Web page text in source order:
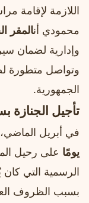
اللازمة لإقامة
محمودي أنالمقر
وإدارية لضمان
وتواصل متطورة
الجمهورية.
تأجيل
في أبريل الماضي،
يومًا على رحيل
الرسمية التي
بسبب الظروف